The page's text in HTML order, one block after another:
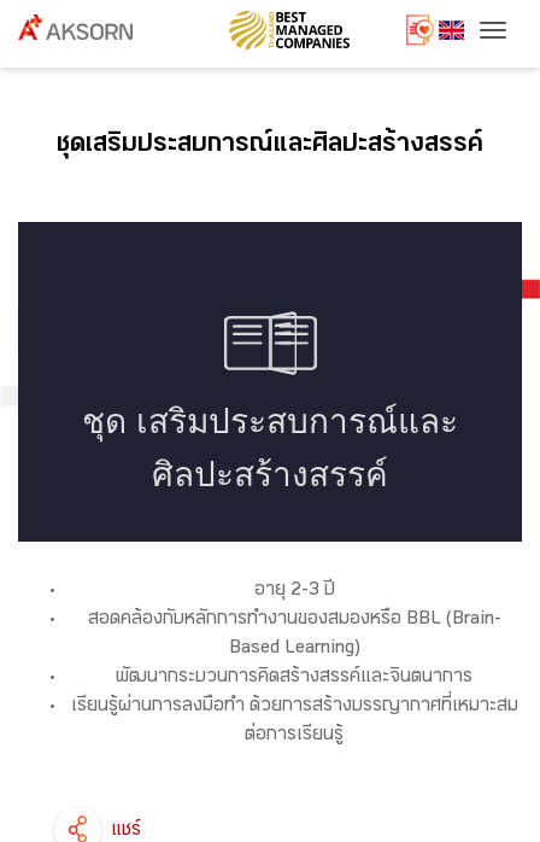
ชุดเสริมประสบการณ์และศิลปะสร้างสรรค์
อายุ 2-3 ปี
สอดคล้องกับหลักการทำงานของสมองหรือ BBL (Brain-
Based Learning)
พัฒนากระบวนการคิดสร้างสรรค์และจินตนาการ
เรียนรู้ผ่านการลงมือทำ ด้วยการสร้างบรรญากาศที่เหมาะสม
ต่อการเรียนรู้
แชร์